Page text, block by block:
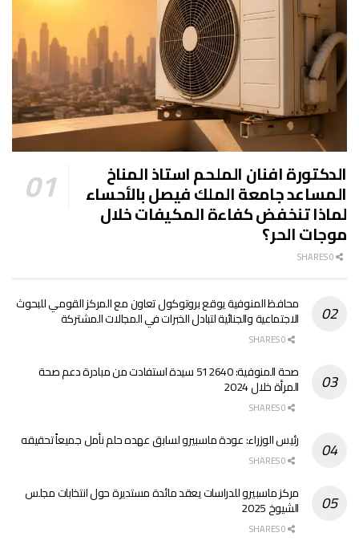
الدكتورة افنان الملحم استاذ المناخ
المساعد جامعة الملك فيصل بالأحساء
لماذا تنخفض كفاءة المكيفات خلال
موجات الحر؟
محافظ المنوفية يوقع بروتوكول تعاون مع المركز القومي للبحوث
الاجتماعية والجنائية لتبادل الخبرات في المجالات المشتركة
صحة المنوفية: 512640 سيدة استفادت من مبادرة دعم صحة
المرأة خلال 2024
رئيس الوزراء: عودة ماسبيرو لسابق عهده حلم نأمل جميعاً تحقيقه
مركز ماسبيرو للدراسات يعقد مائدة مستديرة حول انتخابات مجلس
الشيوخ 2025